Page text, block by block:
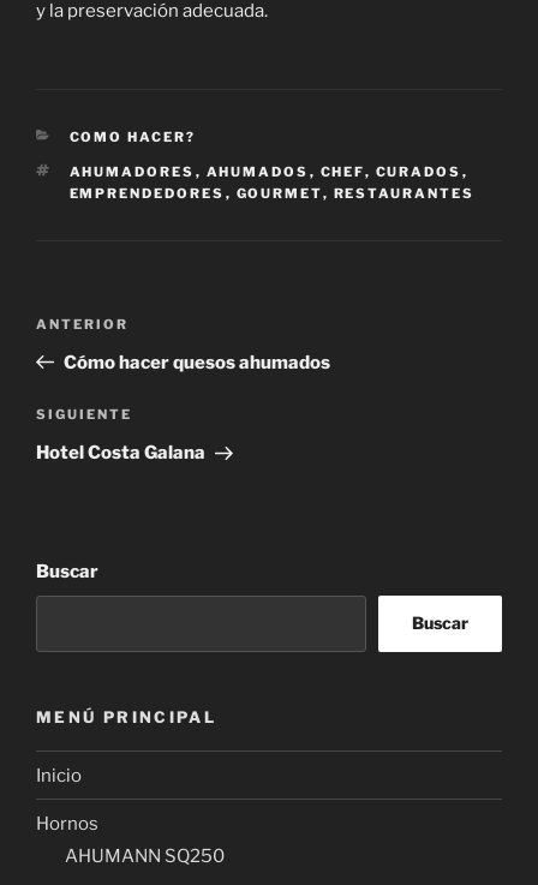
y la preservación adecuada.
CATEGORÍAS
COMO HACER?
ETIQUETAS
AHUMADORES , AHUMADOS , CHEF, CURADOS ,
EMPRENDEDORES , GOURMET, RESTAURANTES
entradas
Entrada
anterior:
ANTERIOR
Cómo hacer quesos ahumados
Siguiente
entrada
SIGUIENTE
Hotel Costa Galana
Buscar
Buscar
MENÚ PRINCIPAL
Inicio
Hornos
AHUMANN SQ250